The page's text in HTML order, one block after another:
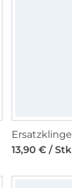
13,90 € / Stk